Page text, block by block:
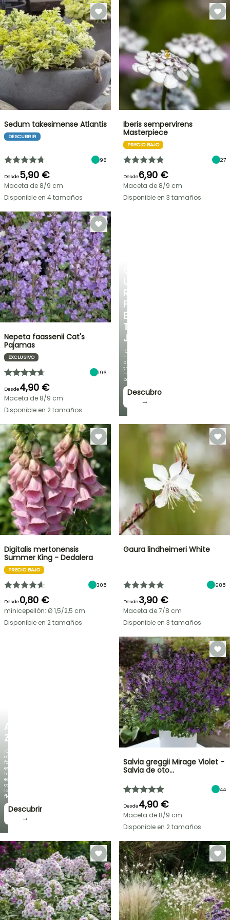
UN
RINCÓN
FRESCO
EN
TU
JARDÍN
¡Con
nuestras
plantas
trepadoras
más
bonitas!
Descubro
→
AGAPANTHUS
ZAMBEZI
¡Cuando
el
follaje
es
tan
espectacular
como
la
floración!
Descubrir
→
Sedum takesimense Atlantis
DESCUBRIR
98
Desde5,90 €
Maceta de 8/9 cm
Disponible en 4 tamaños
Iberis sempervirens
Masterpiece
PRECIO BAJO
27
Desde6,90 €
Maceta de 8/9 cm
Disponible en 3 tamaños
Nepeta faassenii Cat's
Pajamas
EXCLUSIVO
196
Desde4,90 €
Maceta de 8/9 cm
Disponible en 2 tamaños
Digitalis mertonensis
Summer King - Dedalera
PRECIO BAJO
305
Desde0,80 €
minicepellón: Ø 1,5/2,5 cm
Disponible en 2 tamaños
Gaura lindheimeri White
685
Desde3,90 €
Maceta de 7/8 cm
Disponible en 3 tamaños
Salvia greggii Mirage Violet -
Salvia de oto…
44
Desde4,90 €
Maceta de 8/9 cm
Disponible en 2 tamaños